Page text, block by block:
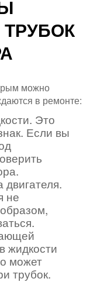
можно
в ремонте:
Это
Если вы
не
жидкости
может
трубок.